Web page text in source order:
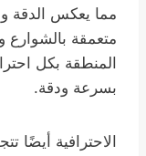
مما يعكس الدقة
متعمقة بالشوارع
المنطقة بكل
بسرعة ودقة.
الاحترافية أيضًا